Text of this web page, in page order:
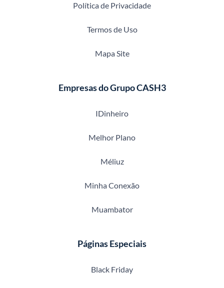
Política de Privacidade
Termos de Uso
Mapa Site
Empresas do Grupo CASH3
IDinheiro
Melhor Plano
Méliuz
Minha Conexão
Muambator
Páginas Especiais
Black Friday